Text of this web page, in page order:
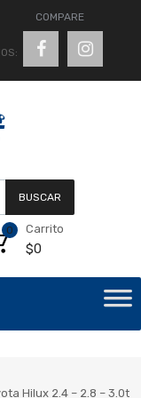
COMPARE
BUSCAR
Carrito
$0
0
Hilux 2.4 – 2.8 – 3.0t